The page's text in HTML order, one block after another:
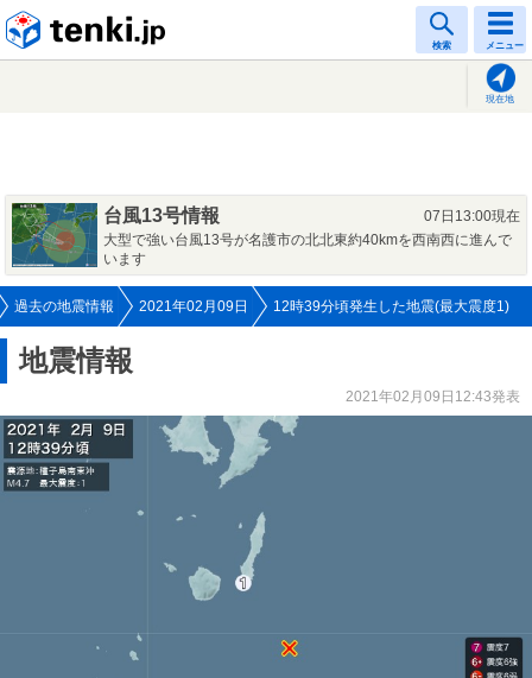
検索 メニュー
現在地
台風13号情報
07日13:00現在
大型で強い台風13号が名護市の北北東約40kmを西南西に進んで
います
過去の地震情報 2021年02月09日 12時39分頃発生した地震(最大震度1)
地震情報
2021年02月09日12:43発表